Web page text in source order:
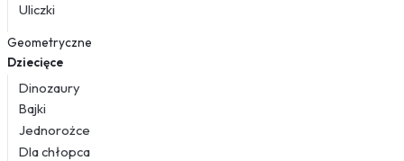
Uliczki
Geometryczne
Dziecięce
Dinozaury
Bajki
Jednorożce
Dla chłopca